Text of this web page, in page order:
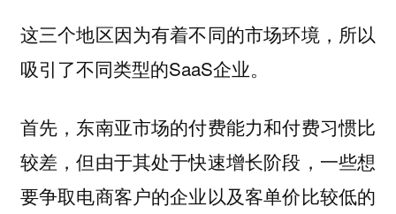
这三个地区因为有着不同的市场环境，所以
吸引了不同类型的SaaS企业。
首先，东南亚市场的付费能力和付费习惯比
较差，但由于其处于快速增长阶段，一些想
要争取电商客户的企业以及客单价比较低的